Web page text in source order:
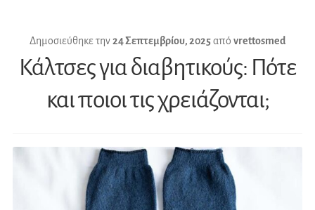
Δημοσιεύθηκε την24 Σεπτεμβρίου, 2025από vrettosmed
Κάλτσες για διαβητικούς: Πότε
και ποιοι τις χρειάζονται;